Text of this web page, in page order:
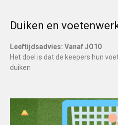
Duiken en
Leeftijdsadvies: Vanaf JO10
Het doel is dat de keepers hun
duiken